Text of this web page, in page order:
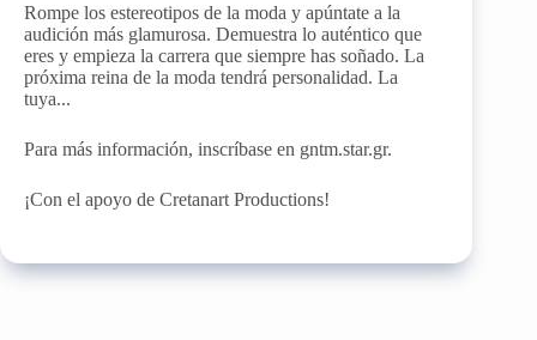
Rompe los estereotipos de la moda y apúntate a la
audición más glamurosa. Demuestra lo auténtico que
eres y empieza la carrera que siempre has soñado. La
próxima reina de la moda tendrá personalidad. La
tuya...
Para más información, inscríbase en gntm.star.gr.
¡Con el apoyo de Cretanart Productions!